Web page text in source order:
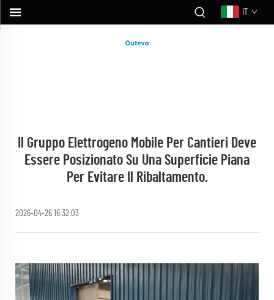
Il Gruppo Elettrogeno Mobile Per Cantieri Deve
Essere Posizionato Su Una Superficie Piana
Per Evitare Il Ribaltamento.
2026-04-26 16:32:03